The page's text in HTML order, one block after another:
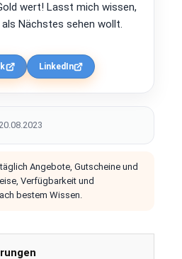
wert! Lasst mich wissen,
als Nächstes sehen wollt.
LinkedIn
Angebote, Gutscheine und
Verfügbarkeit und
bestem Wissen.